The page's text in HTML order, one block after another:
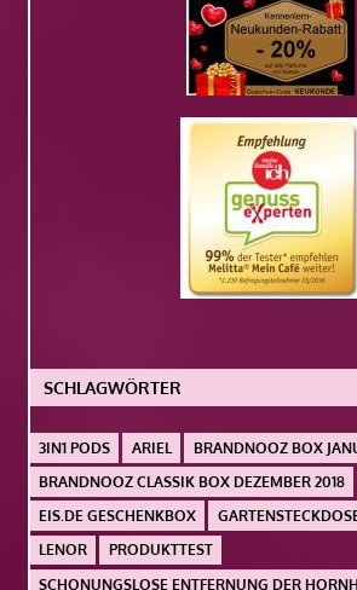
SCHLAGWÖRTER
3IN1 PODS ARIEL
BRANDNOOZ BOX
BRANDNOOZ CLASSIK BOX DEZEMBER 2018
EIS.DE GESCHENKBOX
LENOR
PRODUKTTEST
SCHONUNGSLOSE ENTFERNUNG DER